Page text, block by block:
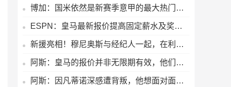
博加：国米依然是新赛季意甲的最大热门，他们是卫冕冠军
ESPN：皇马最新报价提高固定薪水及奖金，维尼修斯肖像权仍有分歧
新援亮相！穆尼奥斯与经纪人一起，在利物浦训练中心拍下合影
阿斯：皇马的报价并非无限期有效，他们希望维尼修斯迅速回应
阿斯：因凡蒂诺深感遭背叛，他想面对面听听核心人物真实想法